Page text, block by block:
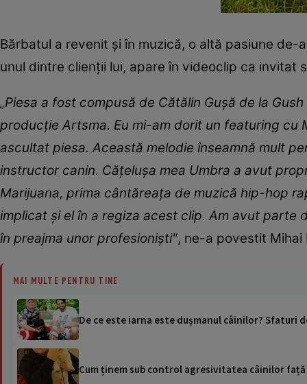
Bărbatul a revenit și în muzică, o altă pasiune
unul dintre clienții lui, apare în videoclip ca invitat
„Piesa a fost compusă de Cătălin Gușă de la
producție Artsma. Eu mi-am dorit un featuring cu
ascultat piesa. Această melodie înseamnă mult
instructor canin. Cățelușa mea Umbra a avut
Marijuana, prima cântăreața de muzică hip-hop
implicat și el în a regiza acest clip. Am avut parte
în preajma unor profesioniști", ne-a povestit Mihai
MAI MULTE PENTRU TINE
De ce este iarna este dușmanul câinilor? Sfaturi
Cum ținem sub control agresivitatea câinilor